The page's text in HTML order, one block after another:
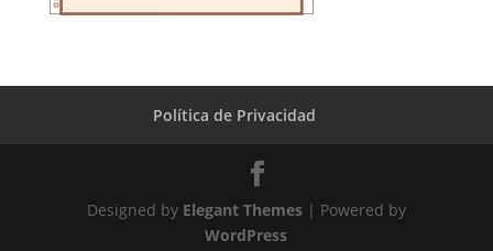
Política de Privacidad
Designed by Elegant Themes| Powered by
WordPress